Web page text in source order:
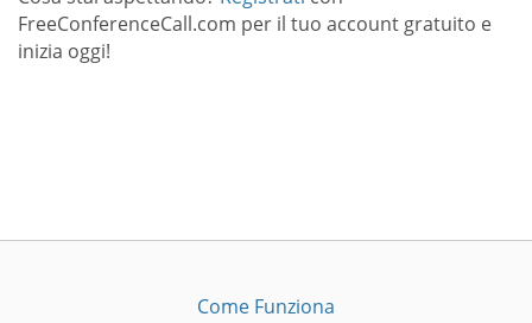
FreeConferenceCall.com per il tuo account gratuito e
inizia oggi!
Come Funziona